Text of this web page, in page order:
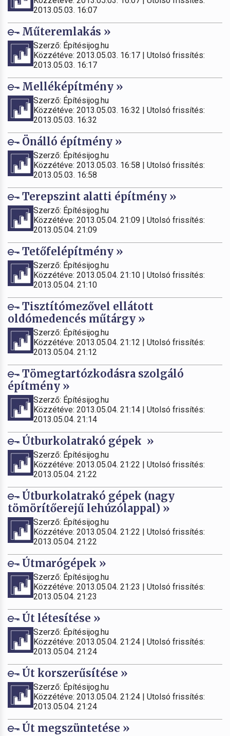
2013.05.03. 16:07
Műteremlakás »
Szerző: Építésijog.hu
Közzétéve: 2013.05.03. 16:17 | Utolsó frissítés:
2013.05.03. 16:17
Melléképítmény »
Szerző: Építésijog.hu
Közzétéve: 2013.05.03. 16:32 | Utolsó frissítés:
2013.05.03. 16:32
Önálló építmény »
Szerző: Építésijog.hu
Közzétéve: 2013.05.03. 16:58 | Utolsó frissítés:
2013.05.03. 16:58
Terepszint alatti építmény »
Szerző: Építésijog.hu
Közzétéve: 2013.05.04. 21:09 | Utolsó frissítés:
2013.05.04. 21:09
Tetőfelépítmény »
Szerző: Építésijog.hu
Közzétéve: 2013.05.04. 21:10 | Utolsó frissítés:
2013.05.04. 21:10
Tisztítómezővel ellátott
oldómedencés műtárgy »
Szerző: Építésijog.hu
Közzétéve: 2013.05.04. 21:12 | Utolsó frissítés:
2013.05.04. 21:12
Tömegtartózkodásra szolgáló
építmény »
Szerző: Építésijog.hu
Közzétéve: 2013.05.04. 21:14 | Utolsó frissítés:
2013.05.04. 21:14
Útburkolatrakó gépek »
Szerző: Építésijog.hu
Közzétéve: 2013.05.04. 21:22 | Utolsó frissítés:
2013.05.04. 21:22
Útburkolatrakó gépek (nagy
tömörítőerejű lehúzólappal) »
Szerző: Építésijog.hu
Közzétéve: 2013.05.04. 21:22 | Utolsó frissítés:
2013.05.04. 21:22
Útmarógépek »
Szerző: Építésijog.hu
Közzétéve: 2013.05.04. 21:23 | Utolsó frissítés:
2013.05.04. 21:23
Út létesítése »
Szerző: Építésijog.hu
Közzétéve: 2013.05.04. 21:24 | Utolsó frissítés:
2013.05.04. 21:24
Út korszerűsítése »
Szerző: Építésijog.hu
Közzétéve: 2013.05.04. 21:24 | Utolsó frissítés:
2013.05.04. 21:24
Út megszüntetése »